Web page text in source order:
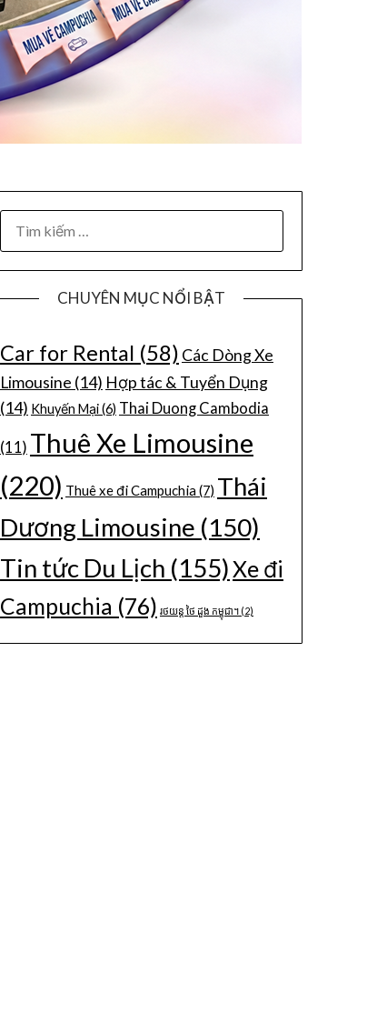
CHUYÊN MỤC NỔI BẬT
Car for Rental (58) Các Dòng Xe
Limousine (14) Hợp tác & Tuyển Dụng
(14) Khuyến Mại(6) Thai Duong Cambodia
(11) Thuê Xe Limousine
(220) Thuê xe đi Campuchia(7) Thái
Dương Limousine (150)
Tin tức Du Lịch (155)Xe đi
Campuchia (76) រថយន្ត ថៃ ដួង កម្ពុជា។(2)